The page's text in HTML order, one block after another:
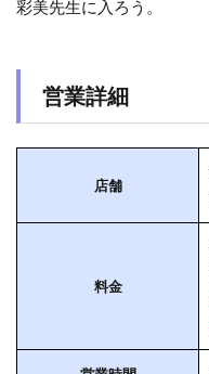
彩美先生に入ろう。
営業詳細
店舗
料金